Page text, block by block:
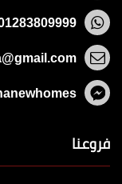
فروعنا